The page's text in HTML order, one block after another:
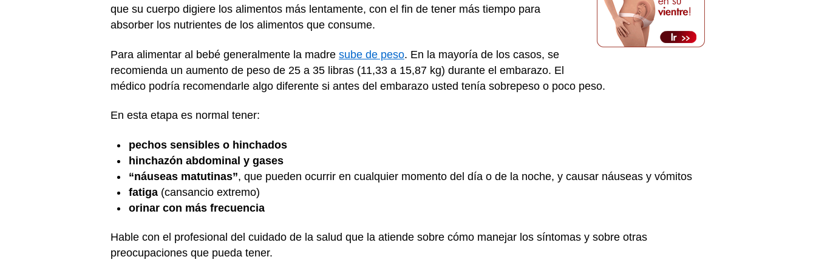
que su cuerpo digiere los alimentos más lentamente, con el fin de tener más tiempo para
absorber los nutrientes de los alimentos que consume.
Para alimentar al bebé generalmente la madre sube de peso. En la mayoría de los casos, se
recomienda un aumento de peso de 25 a 35 libras (11,33 a 15,87 kg) durante el embarazo. El
médico podría recomendarle algo diferente si antes del embarazo usted tenía sobrepeso o poco peso.
En esta etapa es normal tener:
pechos sensibles o hinchados
hinchazón abdominal y gases
“náuseas matutinas”, que pueden ocurrir en cualquier momento del día o de la noche, y causar náuseas y vómitos
fatiga (cansancio extremo)
orinar con más frecuencia
Hable con el profesional del cuidado de la salud que la atiende sobre cómo manejar los síntomas y sobre otras
preocupaciones que pueda tener.